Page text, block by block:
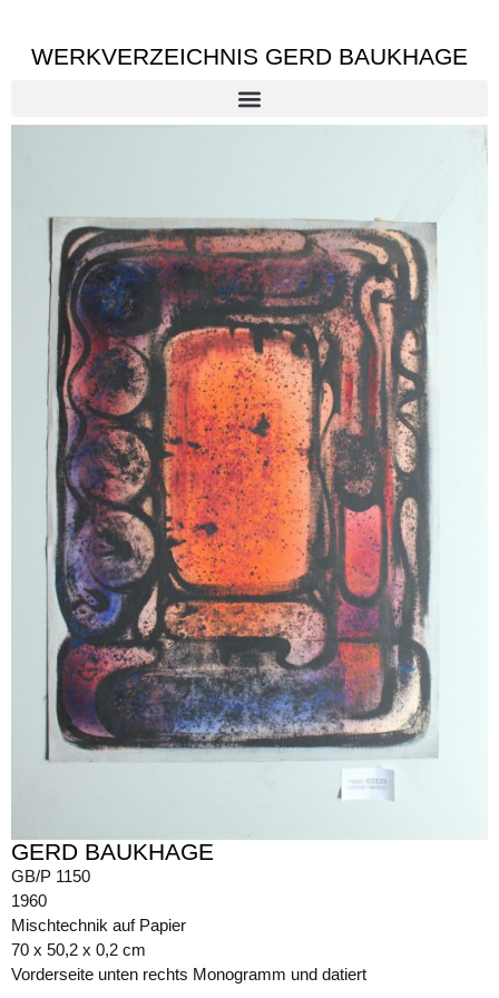
WERKVERZEICHNIS GERD BAUKHAGE
GERD BAUKHAGE
GB/P 1150
1960
Mischtechnik auf Papier
70 x 50,2 x 0,2 cm
Vorderseite unten rechts Monogramm und datiert